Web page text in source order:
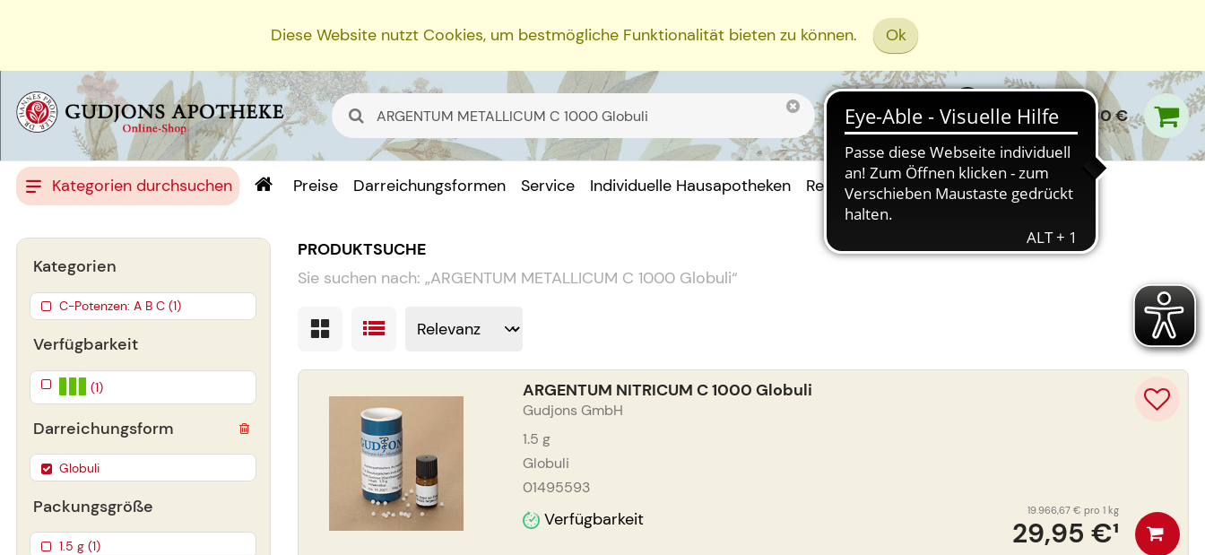
Diese Website nutzt Cookies, um bestmögliche Funktionalität bieten zu können. Ok
0,00 €
Kategorien durchsuchen Preise Darreichungsformen Service Individuelle Hausapotheken Rezept Einreichen
PRODUKTSUCHE
Sie suchen nach: „ARGENTUM METALLICUM C 1000 Globuli“
ARGENTUM NITRICUM C 1000 Globuli
Gudjons GmbH
1.5 g
Globuli
01495593
Verfügbarkeit 29,95 €¹
19.966,67 € pro 1 kg
Verfügbarkeit
(1)
Darreichungsform
Globuli
Packungsgröße
1.5 g (1)
Kategorien
C-Potenzen: A B C (1)